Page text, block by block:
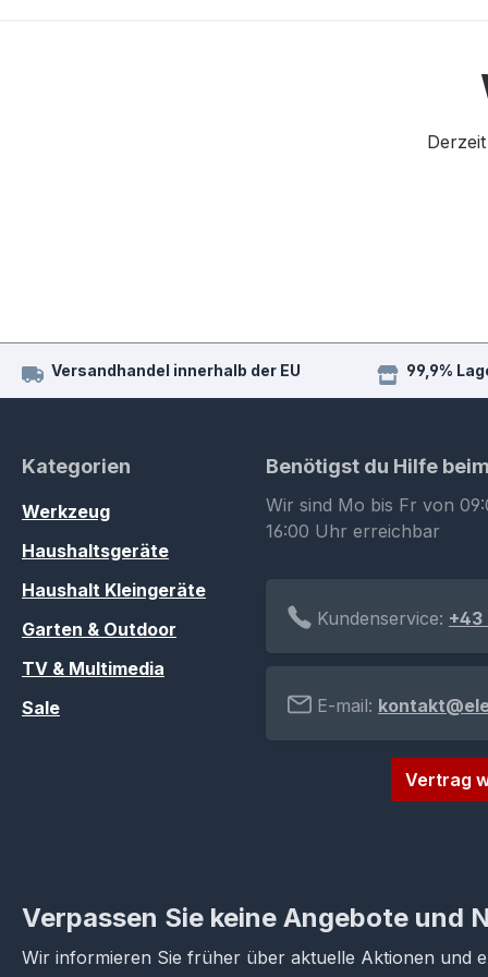
Versandhandel innerhalb der EU 99,9%
Kategorien
Werkzeug
Haushaltsgeräte
Haushalt Kleingeräte
Garten & Outdoor
TV & Multimedia
Sale
Benötigst du Hilfe
Wir sind Mo bis Fr von
16:00 Uhr erreichbar
Kundenservice: +43
E-mail:
Vertrag
Verpassen Sie keine Angebote und
Wir informieren Sie früher über aktuelle Aktionen und